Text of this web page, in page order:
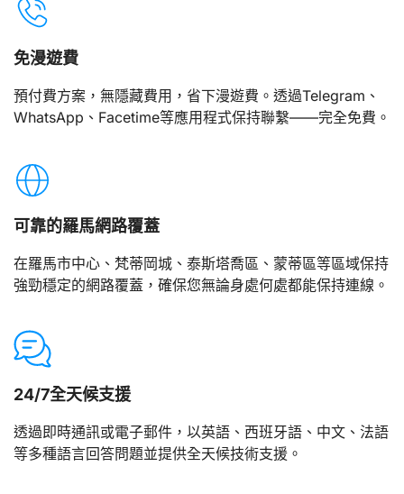
免漫遊費
預付費方案，無隱藏費用，省下漫遊費。透過Telegram、
WhatsApp、Facetime等應用程式保持聯繫——完全免費。
可靠的羅馬網路覆蓋
在羅馬市中心、梵蒂岡城、泰斯塔喬區、蒙蒂區等區域保持
強勁穩定的網路覆蓋，確保您無論身處何處都能保持連線。
24/7全天候支援
透過即時通訊或電子郵件，以英語、西班牙語、中文、法語
等多種語言回答問題並提供全天候技術支援。